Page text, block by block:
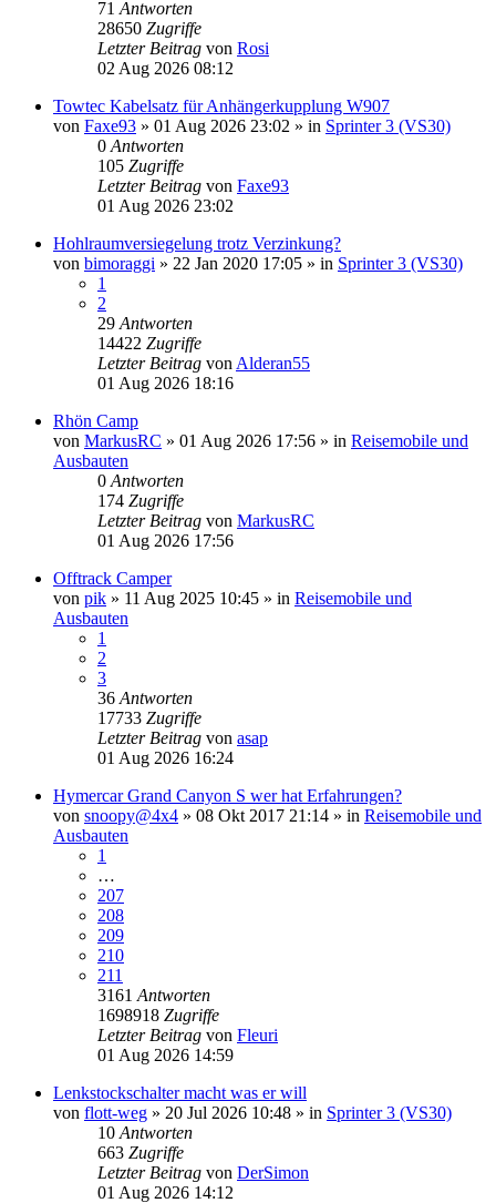
71 Antworten
28650 Zugriffe
Letzter Beitrag von Rosi
02 Aug 2026 08:12
Towtec Kabelsatz für Anhängerkupplung W907
von Faxe93 » 01 Aug 2026 23:02 » in Sprinter 3 (VS30)
0 Antworten
105 Zugriffe
Letzter Beitrag von Faxe93
01 Aug 2026 23:02
Hohlraumversiegelung trotz Verzinkung?
von bimoraggi » 22 Jan 2020 17:05 » in Sprinter 3 (VS30)
1
2
29 Antworten
14422 Zugriffe
Letzter Beitrag von Alderan55
01 Aug 2026 18:16
Rhön Camp
von MarkusRC » 01 Aug 2026 17:56 » in Reisemobile und
Ausbauten
0 Antworten
174 Zugriffe
Letzter Beitrag von MarkusRC
01 Aug 2026 17:56
Offtrack Camper
von pik » 11 Aug 2025 10:45 » in Reisemobile und
Ausbauten
1
2
3
36 Antworten
17733 Zugriffe
Letzter Beitrag von asap
01 Aug 2026 16:24
Hymercar Grand Canyon S wer hat Erfahrungen?
von snoopy@4x4 » 08 Okt 2017 21:14 » in Reisemobile und
Ausbauten
1
…
207
208
209
210
211
3161 Antworten
1698918 Zugriffe
Letzter Beitrag von Fleuri
01 Aug 2026 14:59
Lenkstockschalter macht was er will
von flott-weg » 20 Jul 2026 10:48 » in Sprinter 3 (VS30)
10 Antworten
663 Zugriffe
Letzter Beitrag von DerSimon
01 Aug 2026 14:12